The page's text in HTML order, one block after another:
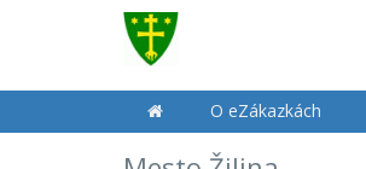
O eZákazkách